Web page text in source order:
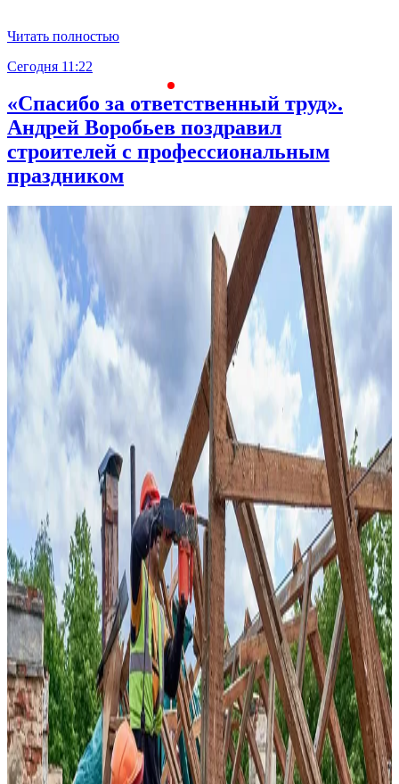
Читать полностью
Сегодня 11:22
«Спасибо за ответственный труд».
Андрей Воробьев поздравил
строителей с профессиональным
праздником